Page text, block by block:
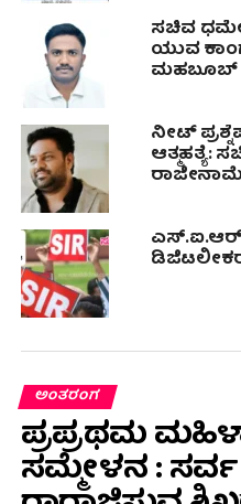
ಸಚಿವ
ಯುವ
ಮಹಬೂಬ್
ನೀಟ್
ಆತ್ಮಹತ್ಯೆ:
ಅಂತರಂಗ
ಪ್ರಪ್ರಥಮ
ಸಮ್ಮೇಳನ : ಸರ್ವ